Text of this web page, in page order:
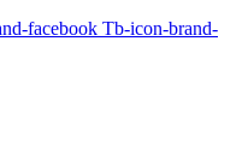
facebook Tb-icon-brand-